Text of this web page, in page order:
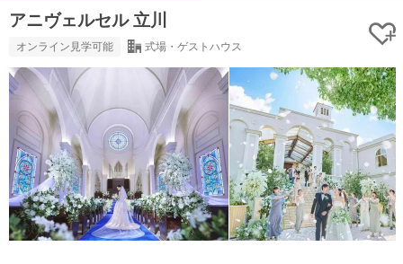
アニヴェルセル 立川
オンライン見学可能 式場・ゲストハウス